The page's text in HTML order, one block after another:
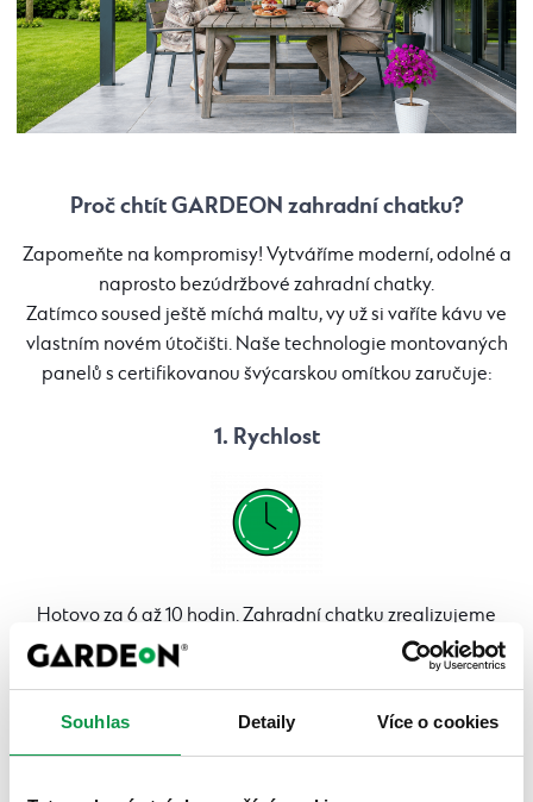
Souhlas Detaily Více o cookies
Proč chtít GARDEON zahradní chatku?
Zapomeňte na kompromisy! Vytváříme moderní, odolné a
naprosto bezúdržbové zahradní chatky.
Zatímco soused ještě míchá maltu, vy už si vaříte kávu ve
vlastním novém útočišti. Naše technologie montovaných
panelů s certifikovanou švýcarskou omítkou zaručuje:
1. Rychlost
Hotovo za 6 až 10 hodin. Zahradní chatku zrealizujeme
rychle, bez nepořádku a pro vás bez starostí.
2. Bezúdržbovost